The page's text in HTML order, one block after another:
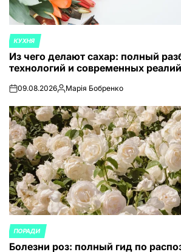
ОПУБЛИКОВАНО
В
КУХНЯ
Из чего делают сахар: полный
технологий и современных реалий
on09.08.2026Запись
Марія Бобренко
ОПУБЛИКОВАНО
В
ПОРАДИ
Болезни роз: полный гид по